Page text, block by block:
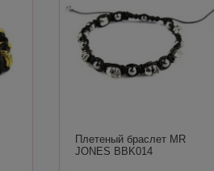
Плетеный браслет MR
JONES BBK014